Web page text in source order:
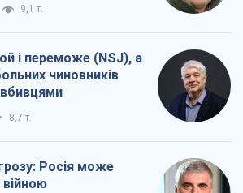
9,1 т.
і переможе (NSJ), а
чиновників
8,7 т.
Росія може